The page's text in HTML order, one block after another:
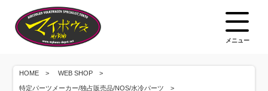
メニュー
HOME WEB SHOP
特定パーツメーカー/独占販売品/NOS/水冷パーツ